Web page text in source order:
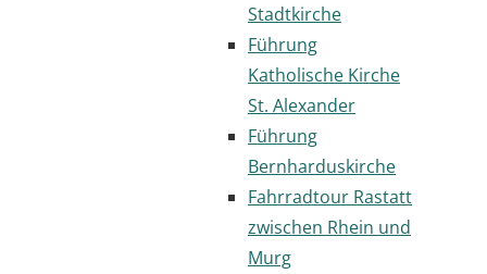
Stadtkirche
Führung
Katholische Kirche
St. Alexander
Führung
Bernharduskirche
Fahrradtour Rastatt
zwischen Rhein und
Murg